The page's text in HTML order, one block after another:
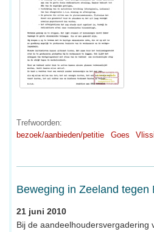
Trefwoorden:
bezoek/aanbieden/petitie
Goes
Beweging in Zeeland tegen
21 juni 2010
Bij de aandeelhoudersvergadering